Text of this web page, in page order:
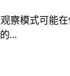
察模式可能
...